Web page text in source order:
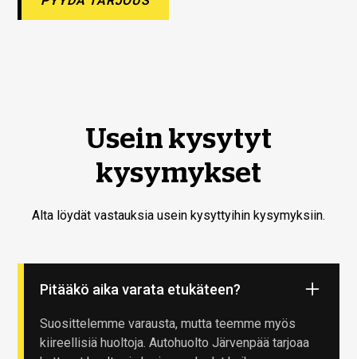
Usein kysytyt
kysymykset
Alta löydät vastauksia usein kysyttyihin kysymyksiin.
Pitääkö aika varata etukäteen?
Suosittelemme varausta, mutta teemme myös
kiireellisiä huoltoja. Autohuolto Järvenpää tarjoaa